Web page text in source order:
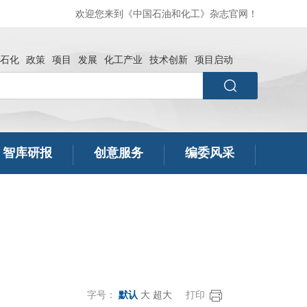
欢迎您来到《中国石油和化工》杂志官网！
石化 政策 项目 发展 化工产业 技术创新 项目启动
智库研报 创意服务 编委风采
字号： 默认 大 超大 打印